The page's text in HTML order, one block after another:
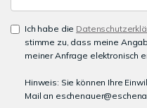
Ich habe die
stimme zu, dass meine
meiner Anfrage elektronisch
Hinweis: Sie können Ihre
Mail an